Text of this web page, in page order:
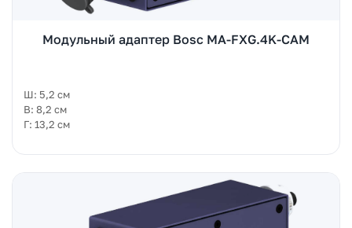
Модульный адаптер Bosc MA-FXG.4K-CAM
Ш: 5,2 см
В: 8,2 см
Г: 13,2 см